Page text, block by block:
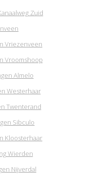
Zuid
Vriezenveen
Vroomshoop
Almelo
Westerhaar
Twenterand
Sibculo
Kloosterhaar
Wierden
Nijverdal